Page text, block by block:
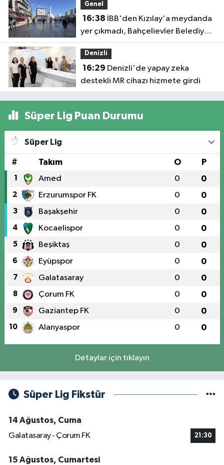
Genel
16:38
yer çıkmadı, Bahçelievler Belediyesi
yer tahsis etti
Denizli
16:29
destekli MR cihazı hizmete girdi
Süper Lig Puan Durumu
Süper Lig
# Takım O P
1 Amed 0 0
2 Erzurumspor FK 0 0
3 Başakşehir 0 0
4 Kocaelispor 0 0
5 Beşiktaş 0 0
6 Eyüpspor 0 0
7 Galatasaray 0 0
8 Çorum FK 0 0
9 Gaziantep FK 0 0
10 Alanyaspor 0 0
Detaylar için tıklayın
Süper Lig Fikstür
14 Ağustos, Cuma
Galatasaray - Çorum FK
21:30
15 Ağustos, Cumartesi